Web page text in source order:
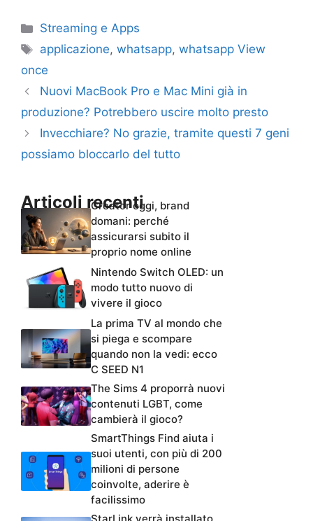
Categorie
Streaming e Apps
Tag
applicazione,whatsapp,whatsapp View
once
Nuovi MacBook Pro e Mac Mini già in
produzione? Potrebbero uscire molto presto
Invecchiare? No grazie, tramite questi 7 geni
possiamo bloccarlo del tutto
Articoli recenti
Creator oggi, brand
domani: perché
assicurarsi subito il
proprio nome online
Nintendo Switch OLED: un
modo tutto nuovo di
vivere il gioco
La prima TV al mondo che
si piega e scompare
quando non la vedi: ecco
C SEED N1
The Sims 4 proporrà nuovi
contenuti LGBT, come
cambierà il gioco?
SmartThings Find aiuta i
suoi utenti, con più di 200
milioni di persone
coinvolte, aderire è
facilissimo